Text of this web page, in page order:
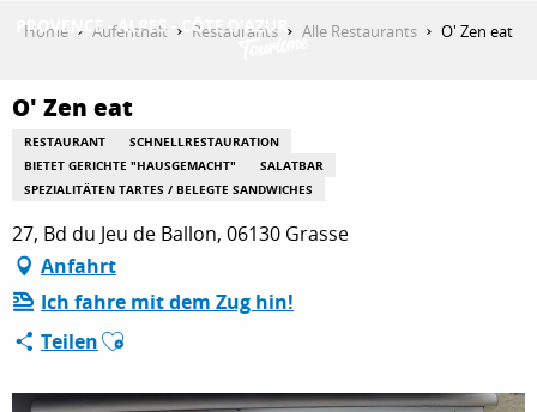
principal
ENTDECKEN
AKTIVITÄTEN
AUFENTHALT
ESPACE PRO
Home Aufenthalt Restaurants Alle Restaurants O' Zen eat
O' Zen eat
RESTAURANT
SCHNELLRESTAURATION
BIETET GERICHTE "HAUSGEMACHT"
SALATBAR
SPEZIALITÄTEN TARTES / BELEGTE SANDWICHES
27, Bd du Jeu de Ballon, 06130 Grasse
Anfahrt
Ich fahre mit dem Zug hin!
TeilenAjouter aux favoris